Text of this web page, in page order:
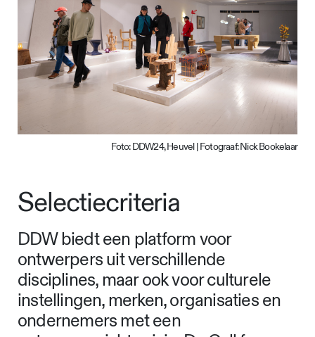
Foto: DDW24, Heuvel | Fotograaf: Nick Bookelaar
Selectiecriteria
DDW biedt een platform voor
ontwerpers uit verschillende
disciplines, maar ook voor culturele
instellingen, merken, organisaties en
ondernemers met een